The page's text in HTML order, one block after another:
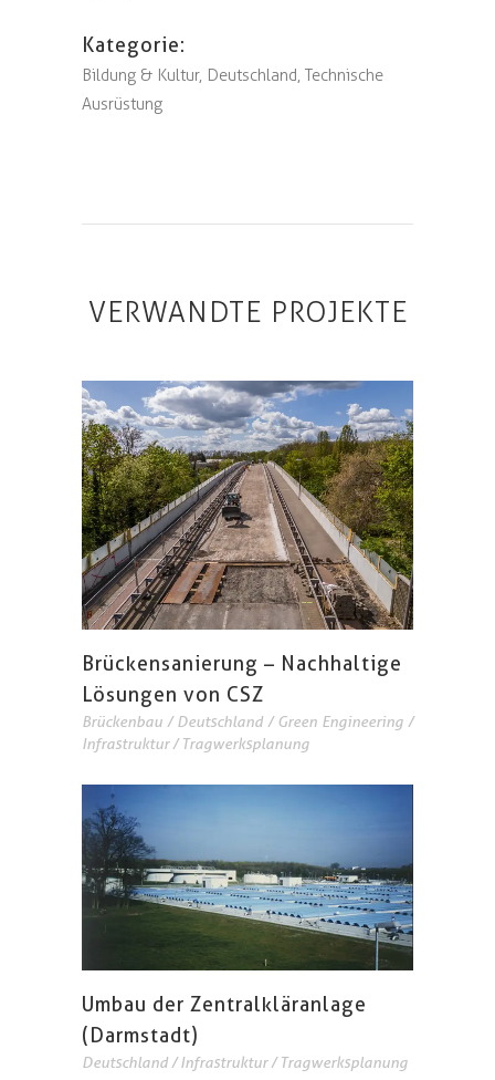
Kategorie:
Bildung & Kultur, Deutschland, Technische
Ausrüstung
VERWANDTE PROJEKTE
Brückensanierung – Nachhaltige
Lösungen von CSZ
Brückenbau /Deutschland / Green Engineering /
Infrastruktur/Tragwerksplanung
Umbau der Zentralkläranlage
(Darmstadt)
Deutschland /Infrastruktur/Tragwerksplanung